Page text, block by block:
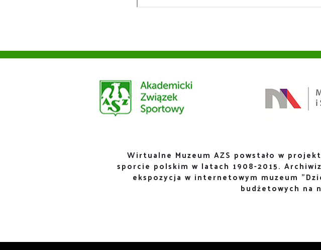
Wirtualne Muzeum AZS powstało w
sporcie polskim w latach 1908-2015.
ekspozycja w internetowym muzeum
budżetowych na